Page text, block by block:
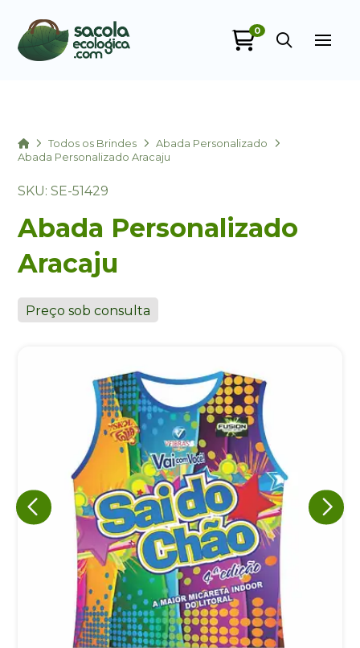
0
HomeTodos os Brindes
Abada Personalizado
Abada Personalizado Aracaju
SKU: SE-51429
Abada Personalizado
Aracaju
Preço sob consulta
Eu concordo em receber comunicações.
A nossa empresa está comprometida a proteger e respeitar
sua privacidade, utilizaremos seus dados apenas para fins
de marketing. Você pode alterar suas preferências a
qualquer momento.
Iniciar conversa